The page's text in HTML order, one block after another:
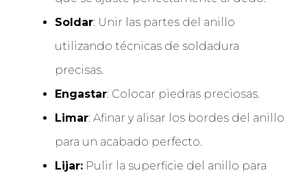
Soldar: Unir las partes del anillo
utilizando técnicas de soldadura
precisas.
Engastar: Colocar piedras preciosas.
Limar: Afinar y alisar los bordes del anillo
para un acabado perfecto.
Lijar: Pulir la superficie del anillo para